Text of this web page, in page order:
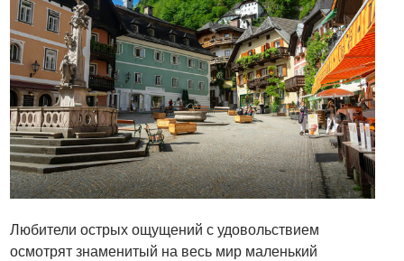
Любители острых ощущений с удовольствием
осмотрят знаменитый на весь мир маленький